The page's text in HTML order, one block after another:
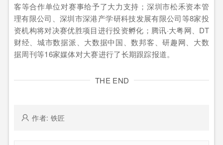
客等合作单位对赛事给予了大力支持；深圳市松禾资本管
理有限公司、深圳市深港产学研科技发展有限公司等8家投
资机构将对决赛优胜项目进行投资孵化；腾讯·大粤网、DT
财经、城市数据派、大数据中国、数邦客、研趣网、大数
据周刊等16家媒体对大赛进行了长期跟踪报道。
THE END
作者: 铁匠